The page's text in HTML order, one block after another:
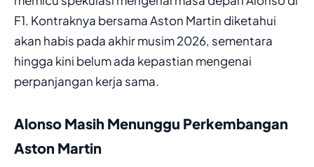
F1. Kontraknya bersama Aston Martin diketahui
akan habis pada akhir musim 2026, sementara
hingga kini belum ada kepastian mengenai
perpanjangan kerja sama.
Alonso Masih Menunggu Perkembangan
Aston Martin